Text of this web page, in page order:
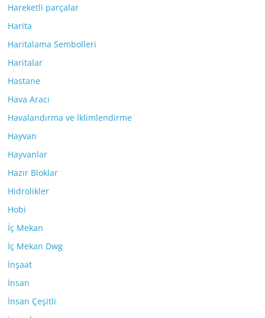
Hareketli parçalar
Harita
Haritalama Sembolleri
Haritalar
Hastane
Hava Aracı
Havalandırma ve İklimlendirme
Hayvan
Hayvanlar
Hazır Bloklar
Hidrolikler
Hobi
İç Mekan
İç Mekan Dwg
İnşaat
İnsan
İnsan Çeşitli